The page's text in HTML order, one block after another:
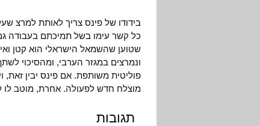
בידודו של פינס צריך לאותת למרצ
שטוען שהשמאל הישראלי הוא קטן
ונמרצים במגזר הערבי, ומהסיכוי
פוליטית משותפת. אם פינס יבין זאת,
מוצלח חדש לפעולה. אחרת, מוטב לו
תגובות